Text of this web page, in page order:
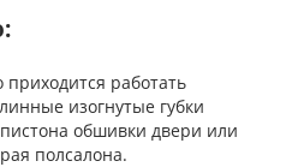
работать
изогнутые губки
обшивки двери или
полсалона.